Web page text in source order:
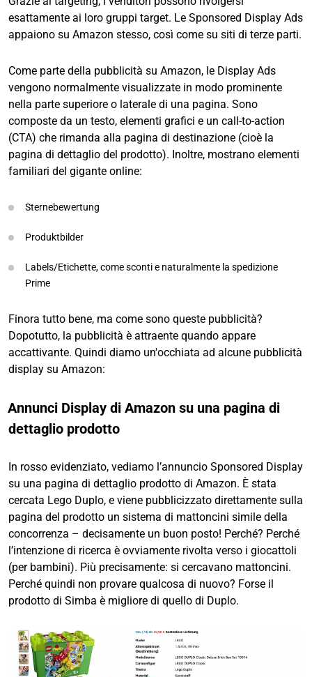
esattamente ai loro gruppi target. Le Sponsored Display Ads
appaiono su Amazon stesso, così come su siti di terze parti.
Come parte della pubblicità su Amazon, le Display Ads
vengono normalmente visualizzate in modo prominente
nella parte superiore o laterale di una pagina. Sono
composte da un testo, elementi grafici e un call-to-action
(CTA) che rimanda alla pagina di destinazione (cioè la
pagina di dettaglio del prodotto). Inoltre, mostrano elementi
familiari del gigante online:
Sternebewertung
Produktbilder
Labels/Etichette, come sconti e naturalmente la spedizione
Prime
Finora tutto bene, ma come sono queste pubblicità?
Dopotutto, la pubblicità è attraente quando appare
accattivante. Quindi diamo un'occhiata ad alcune pubblicità
display su Amazon:
Annunci Display di Amazon su una pagina di
dettaglio prodotto
In rosso evidenziato, vediamo l’annuncio Sponsored Display
su una pagina di dettaglio prodotto di Amazon. È stata
cercata Lego Duplo, e viene pubblicizzato direttamente sulla
pagina del prodotto un sistema di mattoncini simile della
concorrenza – decisamente un buon posto! Perché? Perché
l’intenzione di ricerca è ovviamente rivolta verso i giocattoli
(per bambini). Più precisamente: si cercavano mattoncini.
Perché quindi non provare qualcosa di nuovo? Forse il
prodotto di Simba è migliore di quello di Duplo.